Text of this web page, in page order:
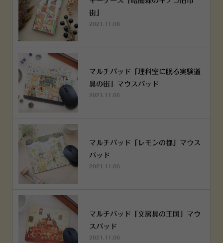
街」
2021.11.06
マルチパッド「理科室に眠る実験道
具の街」マウスパッド
2021.11.06
マルチパッド「レモンの都」マウス
パッド
2021.11.06
マルチパッド「文房具の王国」マウ
スパッド
2021.11.06